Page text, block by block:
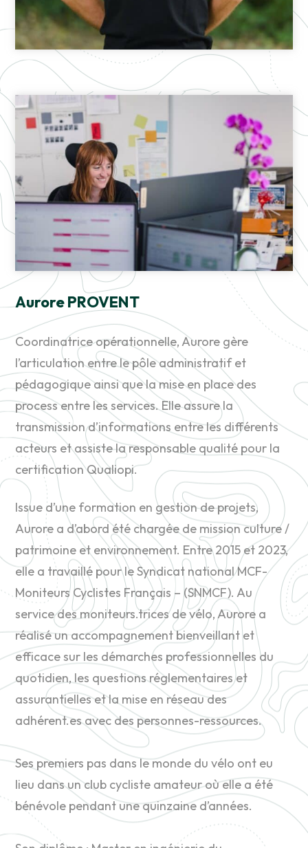
Aurore PROVENT
Coordinatrice opérationnelle, Aurore gère
l’articulation entre le pôle administratif et
pédagogique ainsi que la mise en place des
process entre les services. Elle assure la
transmission d’informations entre les différents
acteurs et assiste la responsable qualité pour la
certification Qualiopi.
Issue d’une formation en gestion de projets,
Aurore a d’abord été chargée de mission culture /
patrimoine et environnement. Entre 2015 et 2023,
elle a travaillé pour le Syndicat national MCF-
Moniteurs Cyclistes Français – (SNMCF). Au
service des moniteurs.trices de vélo, Aurore a
réalisé un accompagnement bienveillant et
efficace sur les démarches professionnelles du
quotidien, les questions réglementaires et
assurantielles et la mise en réseau des
adhérent.es avec des personnes-ressources.
Ses premiers pas dans le monde du vélo ont eu
lieu dans un club cycliste amateur où elle a été
bénévole pendant une quinzaine d’années.